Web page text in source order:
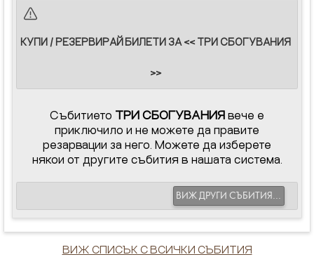
КУПИ / РЕЗЕРВИРАЙ БИЛЕТИ ЗА << ТРИ СБОГУВАНИЯ
>>
Събитието ТРИ СБОГУВАНИЯвече е
приключило и не можете да правите
резарвации за него. Можете да изберете
някои от другите събития в нашата система.
ВИЖ ДРУГИ СЪБИТИЯ...
ВИЖ СПИСЪК С ВСИЧКИ СЪБИТИЯ